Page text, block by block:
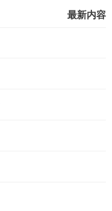
最新内容